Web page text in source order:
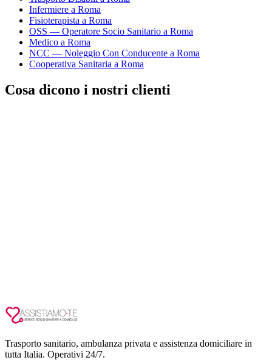
Infermiere a Roma
Fisioterapista a Roma
OSS — Operatore Socio Sanitario a Roma
Medico a Roma
NCC — Noleggio Con Conducente a Roma
Cooperativa Sanitaria a Roma
Cosa dicono i nostri clienti
Trasporto sanitario, ambulanza privata e assistenza domiciliare in
tutta Italia. Operativi 24/7.